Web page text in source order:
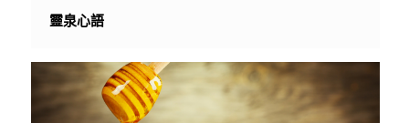
靈泉心語